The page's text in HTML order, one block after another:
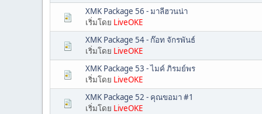
XMK Package 56 - มาลีฮวนน่า
เริ่มโดย LiveOKE
XMK Package 54 - ก๊อท จักรพันธ์
เริ่มโดย LiveOKE
XMK Package 53 - ไมค์ ภิรมย์พร
เริ่มโดย LiveOKE
XMK Package 52 - คุณขอมา #1
เริ่มโดย LiveOKE